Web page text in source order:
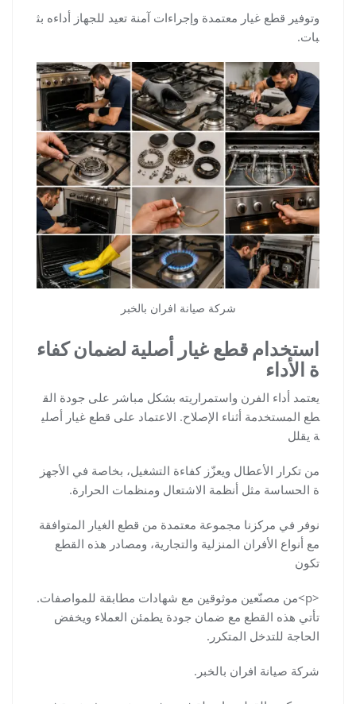
وتوفير قطع غيار معتمدة وإجراءات آمنة تعيد للجهاز أداءه بث
بات.
شركة صيانة افران بالخبر
استخدام قطع غيار أصلية لضمان كفاء
ة الأداء
يعتمد أداء الفرن واستمراريته بشكل مباشر على جودة الق
طع المستخدمة أثناء الإصلاح. الاعتماد على قطع غيار أصلي
ة يقلل
من تكرار الأعطال ويعزّز كفاءة التشغيل، بخاصة في الأجهز
ة الحساسة مثل أنظمة الاشتعال ومنظمات الحرارة.
نوفر في مركزنا مجموعة معتمدة من قطع الغيار المتوافقة
مع أنواع الأفران المنزلية والتجارية، ومصادر هذه القطع
تكون
<p>
من مصنّعين موثوقين مع شهادات مطابقة للمواصفات.
تأتي هذه القطع مع ضمان جودة يطمئن العملاء ويخفض
الحاجة للتدخل المتكرر.
شركة صيانة افران بالخبر.